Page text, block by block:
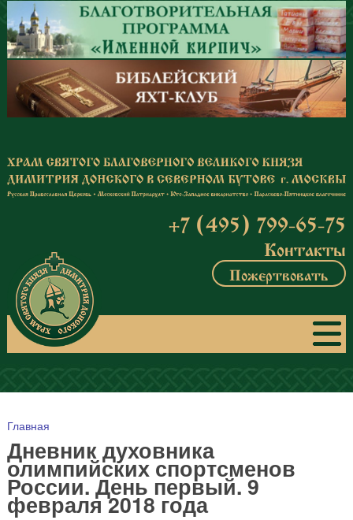
Перейти к основному содержанию
+7 (495) 799-65-75
Контакты
Пожертвовать
Вы здесь
Главная
Дневник духовника
олимпийских спортсменов
России. День первый. 9
февраля 2018 года